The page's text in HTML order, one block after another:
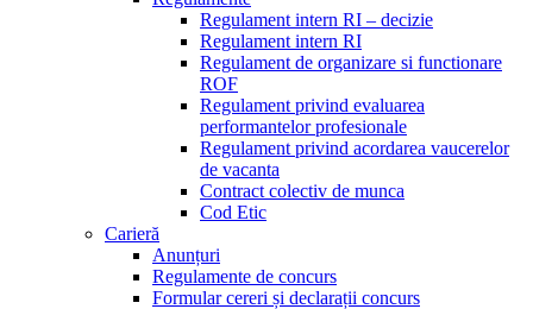
Regulament intern RI – decizie
Regulament intern RI
Regulament de organizare si functionare
ROF
Regulament privind evaluarea
performantelor profesionale
Regulament privind acordarea vaucerelor
de vacanta
Contract colectiv de munca
Cod Etic
Carieră
Anunțuri
Regulamente de concurs
Formular cereri și declarații concurs